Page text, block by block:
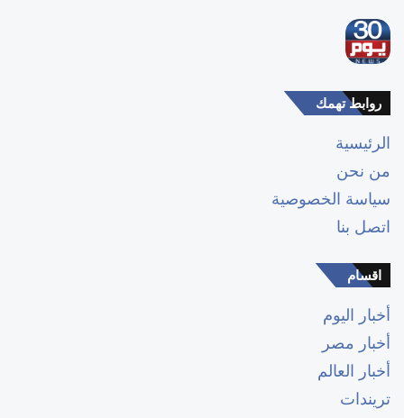
روابط تهمك
الرئيسية
من نحن
سياسة الخصوصية
اتصل بنا
اقسام
أخبار اليوم
أخبار مصر
أخبار العالم
تريندات